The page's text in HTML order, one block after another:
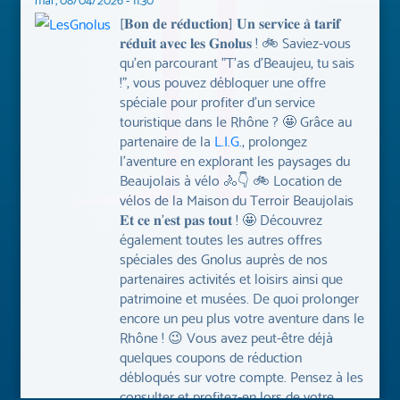
parcours :
Si t’es fier d’être un vingtain, tape dans tes
"avec les vingtains on n'a pas de chagrin..."
Hermeline Famillya capturé le Gnolu
Gare au coup de pompe !
"belle ballade autour du lac, le scénario n'a pas passionné
Babar27320a capturé le Gnolu du
Gare au coup de pompe !
"belle balade le petit détour par la cascade est
[𝐁𝐨𝐧 𝐝𝐞 𝐫𝐞́𝐝𝐮𝐜𝐭𝐢𝐨𝐧] 𝐔𝐧 𝐬𝐞𝐫𝐯𝐢𝐜𝐞 𝐚̀ 𝐭𝐚𝐫𝐢𝐟
𝐫𝐞́𝐝𝐮𝐢𝐭 𝐚𝐯𝐞𝐜 𝐥𝐞𝐬 𝐆𝐧𝐨𝐥𝐮𝐬 ! 🚲 Saviez-vous
qu'en parcourant "T'as d'Beaujeu, tu sais
!", vous pouvez débloquer une offre
spéciale pour profiter d'un service
touristique dans le Rhône ? 🤩 Grâce au
partenaire de la L.I.G., prolongez
l'aventure en explorant les paysages du
Beaujolais à vélo 🚴👇 🚲 Location de
vélos de la Maison du Terroir Beaujolais
𝐄𝐭 𝐜𝐞 𝐧'𝐞𝐬𝐭 𝐩𝐚𝐬 𝐭𝐨𝐮𝐭 ! 🤩 Découvrez
également toutes les autres offres
spéciales des Gnolus auprès de nos
partenaires activités et loisirs ainsi que
patrimoine et musées. De quoi prolonger
encore un peu plus votre aventure dans le
Rhône ! 😉 Vous avez peut-être déjà
quelques coupons de réduction
débloqués sur votre compte. Pensez à les
consulter et profitez-en lors de votre